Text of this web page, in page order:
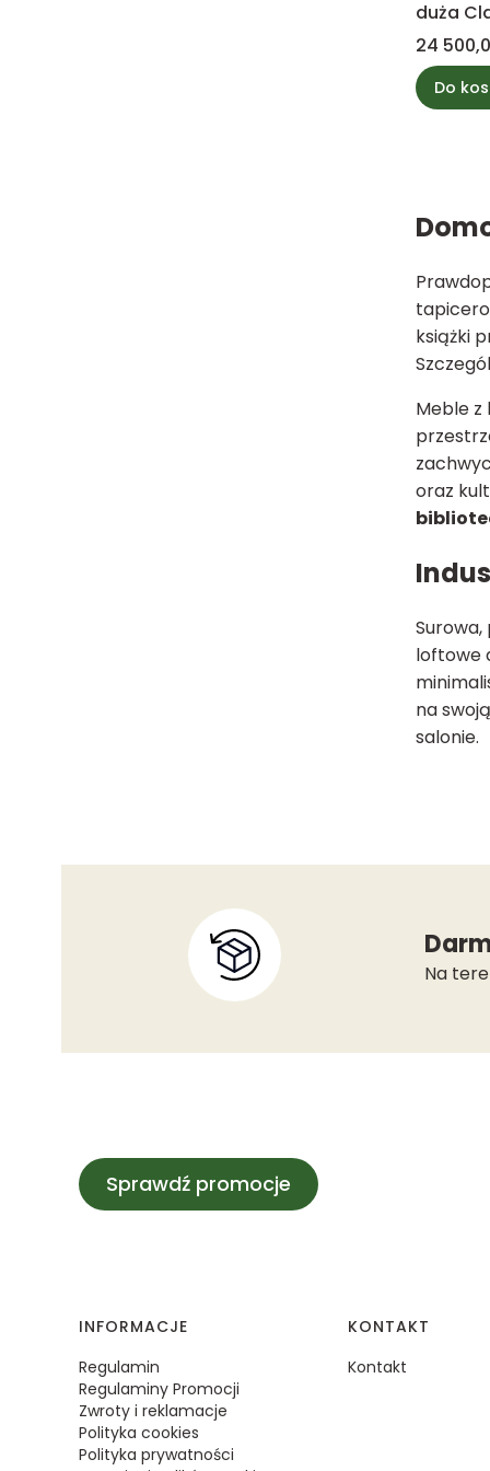
duża
Cena
24
Do
książki
Meble z
oraz
loftowe
na
salonie.
Na
Sprawdź promocje
Linki w stopce
INFORMACJE
Regulamin
Regulaminy Promocji
Zwroty i reklamacje
Polityka cookies
Polityka prywatności
KONTAKT
Kontakt